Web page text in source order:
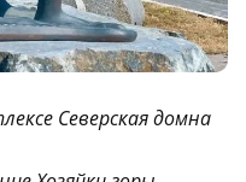
Северская домна